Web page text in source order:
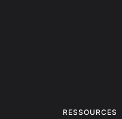
RESSOURCES